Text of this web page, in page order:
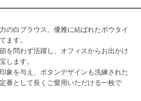
の白ブラウス。優雅に結ばれたボウタイ
ます。
を問わず活躍し、オフィスからお出かけ
します。
象を与え、ボタンデザインも洗練された
番として長くご愛用いただける一枚で